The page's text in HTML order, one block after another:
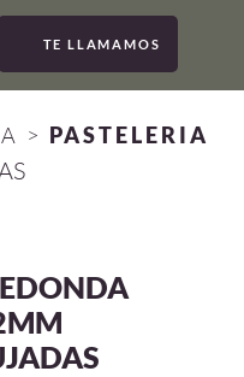
TE LLAMAMOS
> PASTELERIA